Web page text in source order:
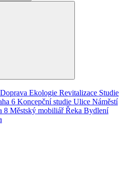
Doprava Ekologie Revitalizace Studie
6 Koncepční studie Ulice Náměstí
8 Městský mobiliářŘeka Bydlení